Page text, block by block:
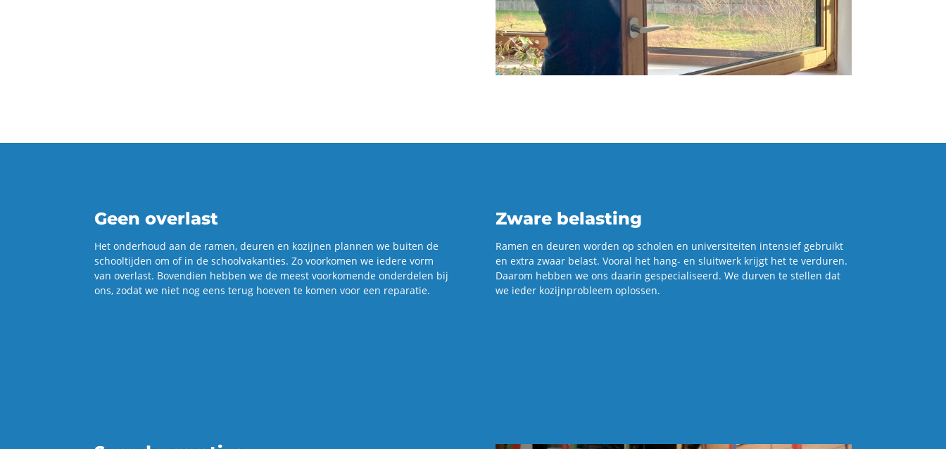
Geen overlast
Het on­der­houd aan de ramen, deu­ren en ko­zij­nen plan­nen we bui­ten de
school­tij­den om of in de school­va­kan­ties. Zo voor­ko­men we ie­de­re vorm
van over­last. Bo­ven­dien heb­ben we de meest voor­ko­men­de on­der­de­len bij
ons, zodat we niet nog eens terug hoe­ven te komen voor een re­pa­ra­tie.
Zware belasting
Ramen en deu­ren wor­den op scho­len en uni­ver­si­tei­ten in­ten­sief ge­bruikt
en extra zwaar be­last. Voor­al het hang- en sluit­werk krijgt het te ver­du­ren.
Daar­om heb­ben we ons daar­in ge­spe­ci­a­li­seerd. We dur­ven te stel­len dat
we ieder ko­zijn­pro­bleem op­los­sen.